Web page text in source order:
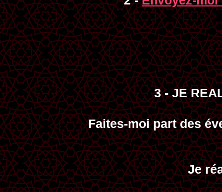
3 - JE
Faites-moi part des
Je